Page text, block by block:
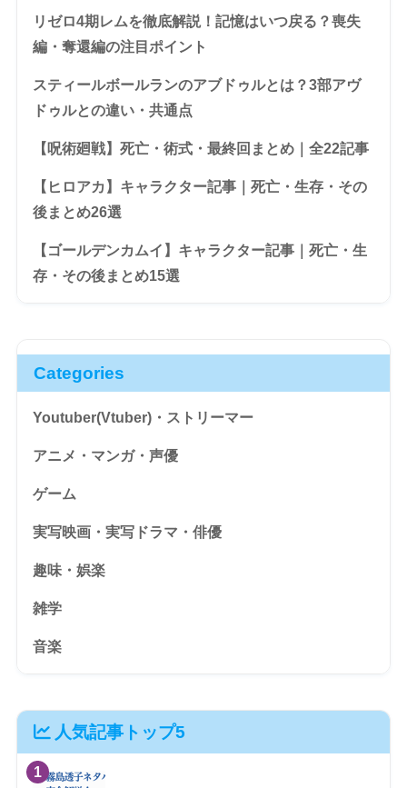
リゼロ4期レムを徹底解説！記憶はいつ戻る？喪失
編・奪還編の注目ポイント
スティールボールランのアブドゥルとは？3部アヴ
ドゥルとの違い・共通点
【呪術廻戦】死亡・術式・最終回まとめ｜全22記事
【ヒロアカ】キャラクター記事｜死亡・生存・その
後まとめ26選
【ゴールデンカムイ】キャラクター記事｜死亡・生
存・その後まとめ15選
Categories
Youtuber(Vtuber)・ストリーマー
アニメ・マンガ・声優
ゲーム
実写映画・実写ドラマ・俳優
趣味・娯楽
雑学
音楽
人気記事トップ5
1